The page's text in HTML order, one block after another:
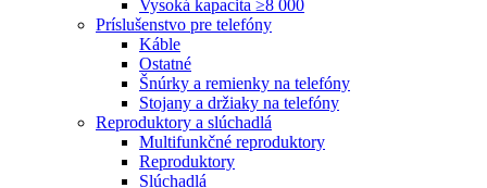
Vysoká kapacita ≥8 000
Príslušenstvo pre telefóny
Káble
Ostatné
Šnúrky a remienky na telefóny
Stojany a držiaky na telefóny
Reproduktory a slúchadlá
Multifunkčné reproduktory
Reproduktory
Slúchadlá